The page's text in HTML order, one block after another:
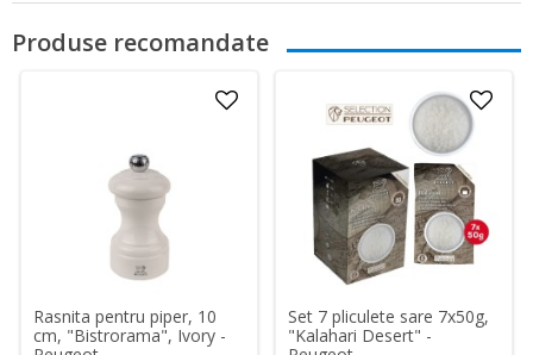
Produse recomandate
Rasnita pentru piper, 10
cm, "Bistrorama", Ivory -
Set 7 pliculete sare 7x50g,
"Kalahari Desert" -